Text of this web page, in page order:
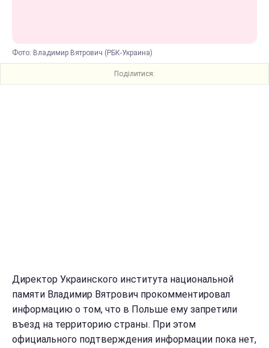
Фото: Владимир Вятрович (РБК-Украина)
Поділитися:
Директор Украинского института национальной
памяти Владимир Вятрович прокомментировал
информацию о том, что в Польше ему запретили
въезд на территорию страны. При этом
официального подтверждения информации пока нет,